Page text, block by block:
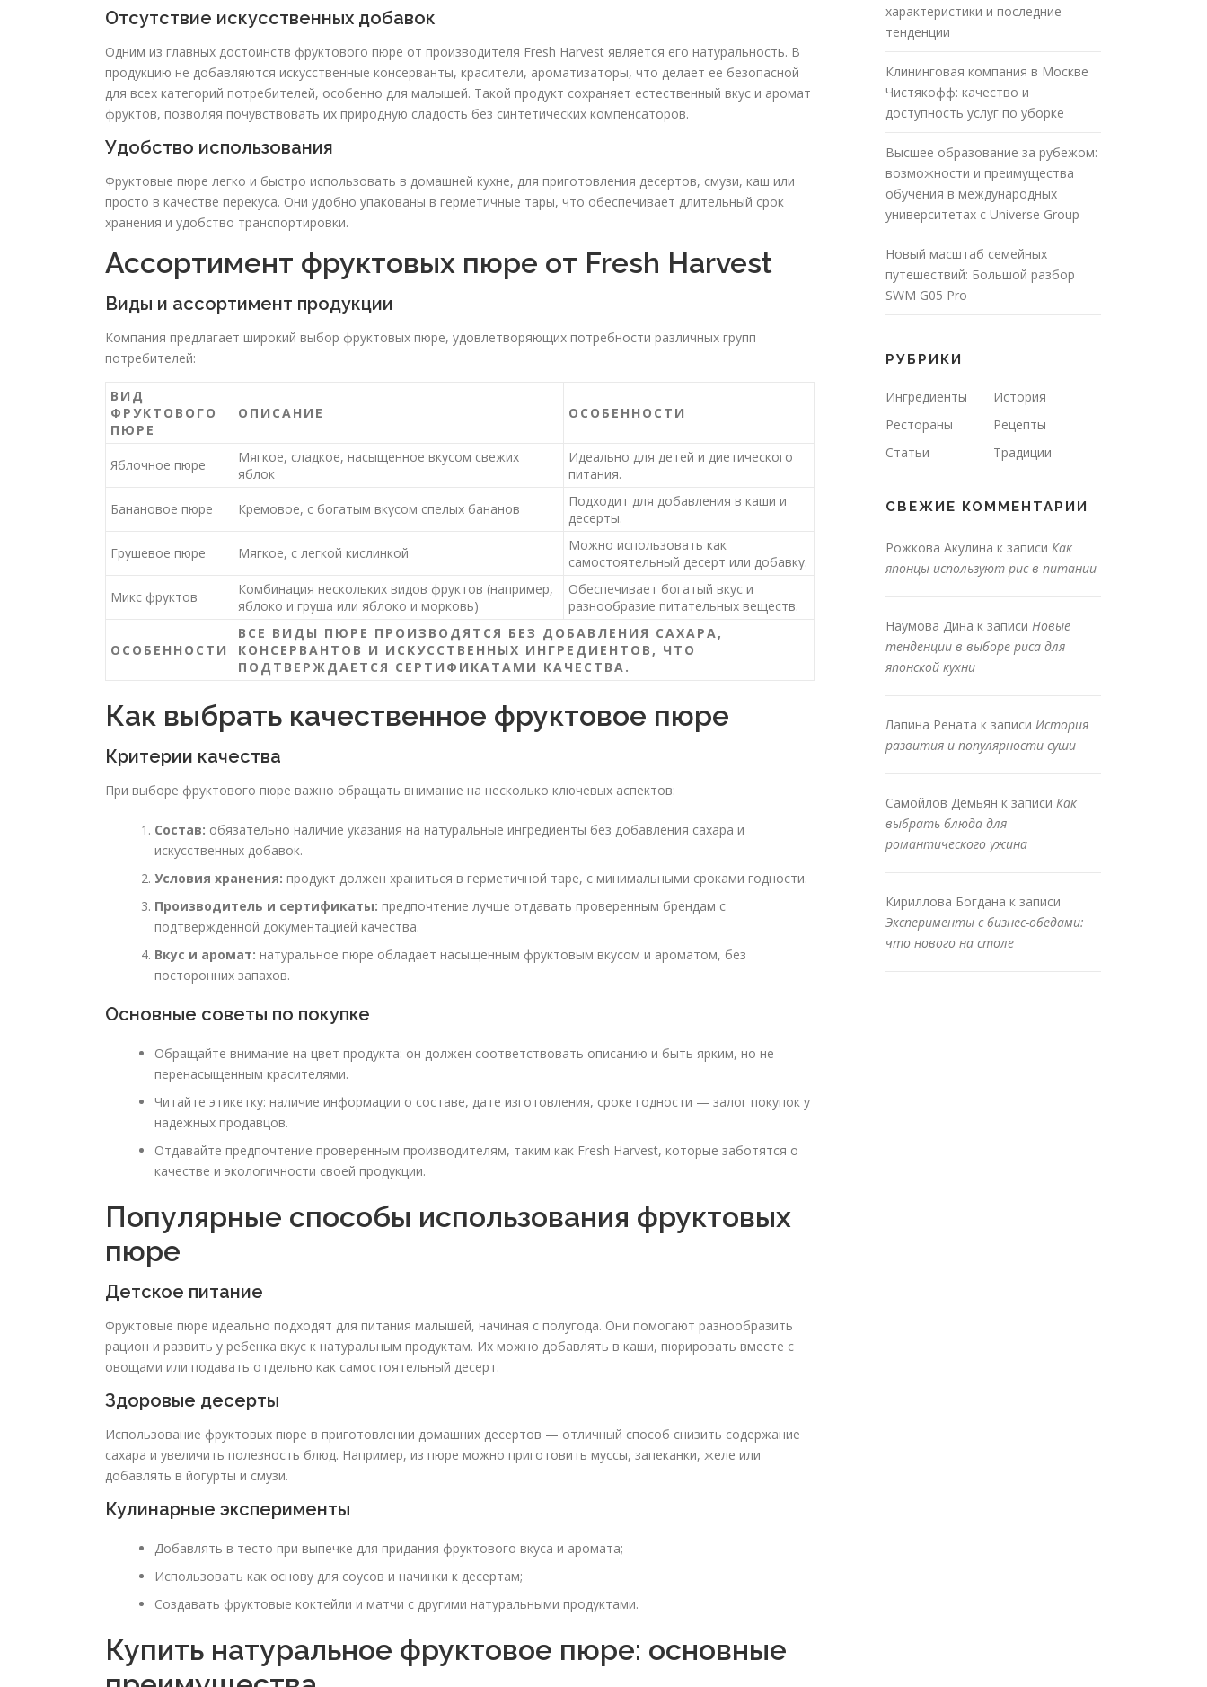
Отсутствие искусственных добавок
Одним из главных достоинств фруктового пюре от производителя Fresh Harvest является его натуральность. В
продукцию не добавляются искусственные консерванты, красители, ароматизаторы, что делает ее безопасной
для всех категорий потребителей, особенно для малышей. Такой продукт сохраняет естественный вкус и аромат
фруктов, позволяя почувствовать их природную сладость без синтетических компенсаторов.
Удобство использования
Фруктовые пюре легко и быстро использовать в домашней кухне, для приготовления десертов, смузи, каш или
просто в качестве перекуса. Они удобно упакованы в герметичные тары, что обеспечивает длительный срок
хранения и удобство транспортировки.
Ассортимент фруктовых пюре от Fresh Harvest
Виды и ассортимент продукции
Компания предлагает широкий выбор фруктовых пюре, удовлетворяющих потребности различных групп
потребителей:
ВИД
ФРУКТОВОГО
ПЮРЕ
ОПИСАНИЕ ОСОБЕННОСТИ
Яблочное пюре
Мягкое, сладкое, насыщенное вкусом свежих
яблок
Идеально для детей и диетического
питания.
Банановое пюре Кремовое, с богатым вкусом спелых бананов
Подходит для добавления в каши и
десерты.
Грушевое пюре Мягкое, с легкой кислинкой
Можно использовать как
самостоятельный десерт или добавку.
Микс фруктов
Комбинация нескольких видов фруктов (например,
яблоко и груша или яблоко и морковь)
Обеспечивает богатый вкус и
разнообразие питательных веществ.
ОСОБЕННОСТИ
ВСЕ ВИДЫ ПЮРЕ ПРОИЗВОДЯТСЯ БЕЗ ДОБАВЛЕНИЯ САХАРА,
КОНСЕРВАНТОВ И ИСКУССТВЕННЫХ ИНГРЕДИЕНТОВ, ЧТО
ПОДТВЕРЖДАЕТСЯ СЕРТИФИКАТАМИ КАЧЕСТВА.
Как выбрать качественное фруктовое пюре
Критерии качества
При выборе фруктового пюре важно обращать внимание на несколько ключевых аспектов:
Состав: обязательно наличие указания на натуральные ингредиенты без добавления сахара и
искусственных добавок.
Условия хранения: продукт должен храниться в герметичной таре, с минимальными сроками годности.
Производитель и сертификаты: предпочтение лучше отдавать проверенным брендам с
подтвержденной документацией качества.
Вкус и аромат: натуральное пюре обладает насыщенным фруктовым вкусом и ароматом, без
посторонних запахов.
Основные советы по покупке
Обращайте внимание на цвет продукта: он должен соответствовать описанию и быть ярким, но не
перенасыщенным красителями.
Читайте этикетку: наличие информации о составе, дате изготовления, сроке годности — залог покупок у
надежных продавцов.
Отдавайте предпочтение проверенным производителям, таким как Fresh Harvest, которые заботятся о
качестве и экологичности своей продукции.
Популярные способы использования фруктовых
пюре
Детское питание
Фруктовые пюре идеально подходят для питания малышей, начиная с полугода. Они помогают разнообразить
рацион и развить у ребенка вкус к натуральным продуктам. Их можно добавлять в каши, пюрировать вместе с
овощами или подавать отдельно как самостоятельный десерт.
Здоровые десерты
Использование фруктовых пюре в приготовлении домашних десертов — отличный способ снизить содержание
сахара и увеличить полезность блюд. Например, из пюре можно приготовить муссы, запеканки, желе или
добавлять в йогурты и смузи.
Кулинарные эксперименты
Добавлять в тесто при выпечке для придания фруктового вкуса и аромата;
Использовать как основу для соусов и начинки к десертам;
Создавать фруктовые коктейли и матчи с другими натуральными продуктами.
Купить натуральное фруктовое пюре: основные
характеристики и последние
тенденции
Клининговая компания в Москве
Чистякофф: качество и
доступность услуг по уборке
Высшее образование за рубежом:
возможности и преимущества
обучения в международных
университетах с Universe Group
Новый масштаб семейных
путешествий: Большой разбор
SWM G05 Pro
РУБРИКИ
Ингредиенты
История
Рестораны
Рецепты
Статьи
Традиции
СВЕЖИЕ КОММЕНТАРИИ
Рожкова Акулина к записи Как
японцы используют рис в питании
Наумова Дина к записи Новые
тенденции в выборе риса для
японской кухни
Лапина Рената к записи История
развития и популярности суши
Самойлов Демьян к записи Как
выбрать блюда для
романтического ужина
Кириллова Богдана к записи
Эксперименты с бизнес-обедами:
что нового на столе